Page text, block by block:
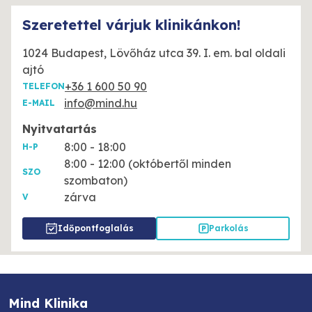
Szeretettel várjuk klinikánkon!
1024 Budapest, Lövőház utca 39. I. em. bal oldali
ajtó
TELEFON+36 1 600 50 90
E-MAIL
info@mind.hu
Nyitvatartás
H-P 8:00 - 18:00
SZO
8:00 - 12:00 (októbertől minden
szombaton)
V zárva
Időpontfoglalás Parkolás
Mind Klinika